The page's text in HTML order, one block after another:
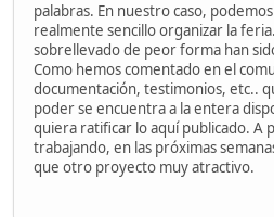
palabras. En nuestro caso,
realmente sencillo organizar la
sobrellevado de peor forma han
Como hemos comentado en el
documentación, testimonios, etc..
poder se encuentra a la entera
quiera ratificar lo aquí publicado. A
trabajando, en las próximas
que otro proyecto muy atractivo.